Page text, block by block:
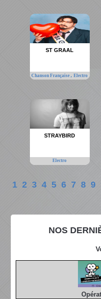
NOS
ST GRAAL
Chanson Française,Electro
STRAYBIRD
Electro
1 2 3 4 5 6 7 8 9